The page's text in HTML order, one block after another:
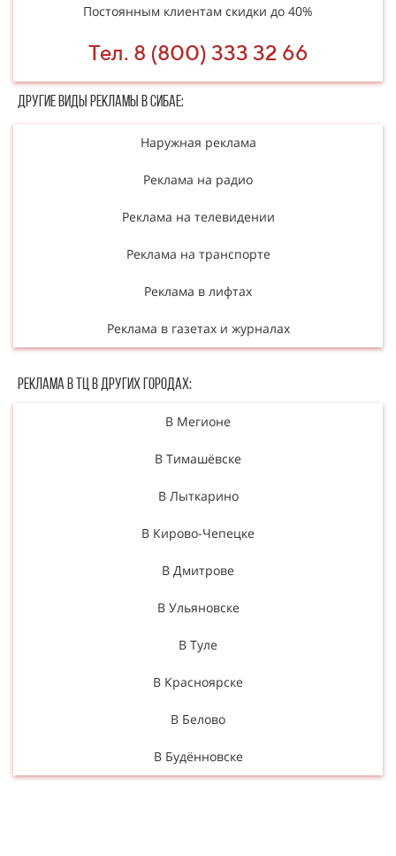
Постоянным клиентам скидки до 40%
Тел. 8 (800) 333 32 66
Другие в​​​​иды рекламы в Сибае:
Наружная реклама
Реклама на радио
Реклама на телевидении
Реклама на транспорте
Реклама в лифтах
Реклама в газетах и журналах
Реклама в ТЦ в Других городах:
В Мегионе
В Тимашёвске
В Лыткарино
В Кирово-Чепецке
В Дмитрове
В Ульяновске
В Туле
В Красноярске
В Белово
В Будённовске